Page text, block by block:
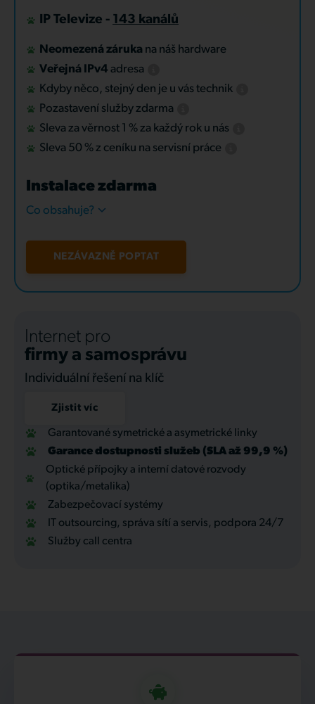
IP Televize - 143 kanálů
Neomezená záruka na náš hardware
Veřejná IPv4 adresa
Kdyby něco, stejný den je u vás technik
Pozastavení služby zdarma
Sleva za věrnost 1 % za každý rok u nás
Sleva 50 % z ceníku na servisní práce
Instalace zdarma
Co obsahuje?
NEZÁVAZNĚ POPTAT
Internet pro
firmy a samosprávu
Individuální řešení na klíč
Zjistit víc
Garantované symetrické a asymetrické linky
Garance dostupnosti služeb (SLA až 99,9 %)
Optické přípojky a interní datové rozvody
(optika/metalika)
Zabezpečovací systémy
IT outsourcing, správa sítí a servis, podpora 24/7
Služby call centra